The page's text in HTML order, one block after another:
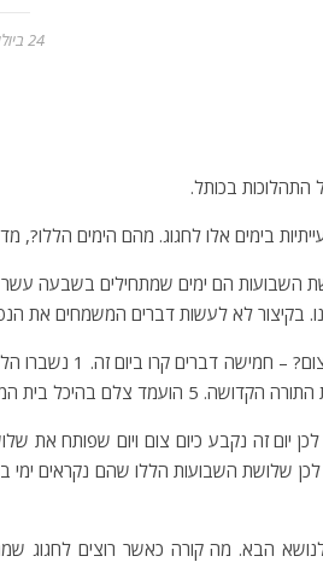
24 ביולי 2016
התהלוכות בכותל.
בימים אלו לחגוג. מהם הימים הללו?,
השבועות הם ימים שמתחילים בשבעה
בקיצור לא לעשות דברים המשמחים את
יום זה נקבע כיום צום ויום שפותח
שלושת השבועות הללו שהם נקראים ימי
הבא. מה קורה כאשר רוצים לחגוג